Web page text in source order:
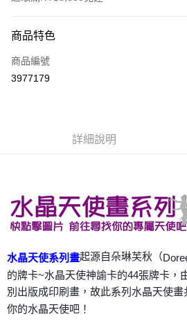
信用卡一次付款
超商取貨付款
ATM付款
運送方式
全家取貨付款
每筆NT$80，滿NT$3,000(含以上)免運
7-11取貨付款
每筆NT$80，滿NT$3,000(含以上)免運費
商品特色
商品編號
3977179
詳細說明
水晶天使系列畫起源自朵琳芙秋（
的牌卡~水晶天使神諭卡的44張牌卡，
別出版成印刷畫，故此系列水晶天使
你的水晶天使吧！